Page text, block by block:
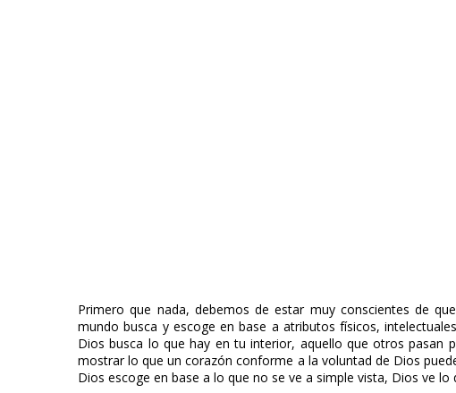
Primero que nada, debemos de estar muy conscientes de
mundo busca y escoge en base a atributos físicos,
Dios busca lo que hay en tu interior, aquello que otros
mostrar lo que un corazón conforme a la voluntad de Dios
Dios escoge en base a lo que no se ve a simple vista, Dios ve lo